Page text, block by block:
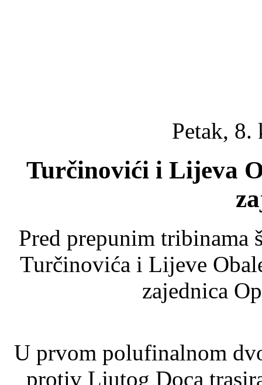
Petak, 8.
Turčinovići i Lijeva
Pred prepunim tribinama
Turčinovića i Lijeve
zajednica
U prvom polufinalnom
protiv Ljutog Doca